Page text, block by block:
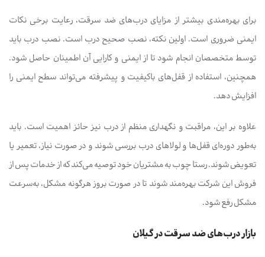
برای بهره‌مندی بیشتر از مزایای درب‌های ضد سرقت، رعایت برخی نکات
ایمنی ضروری است. اولین نکته، نصب صحیح درب است. نصب درب باید
توسط متخصصان انجام شود تا از ایمنی و کارایی آن اطمینان حاصل شود.
همچنین، استفاده از قفل‌های باکیفیت و پیشرفته می‌تواند سطح ایمنی را
افزایش دهد.
علاوه بر این، مراقبت و نگهداری منظم از درب نیز حائز اهمیت است. باید
به‌طور دوره‌ای قفل‌ها و لولاهای درب بررسی شوند و در صورت نیاز، تعمیر یا
تعویض شوند. رستا چوب به مشتریان خود توصیه می‌کند که از خدمات پس از
فروش این شرکت بهره‌مند شوند تا در صورت بروز هرگونه مشکل، به‌سرعت
مشکل رفع شود.
بازار درب‌های ضد سرقت در گیلان